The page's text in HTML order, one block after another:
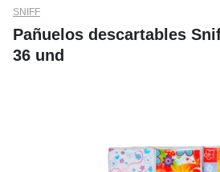
SNIFF
Pañuelos descartables
36 und